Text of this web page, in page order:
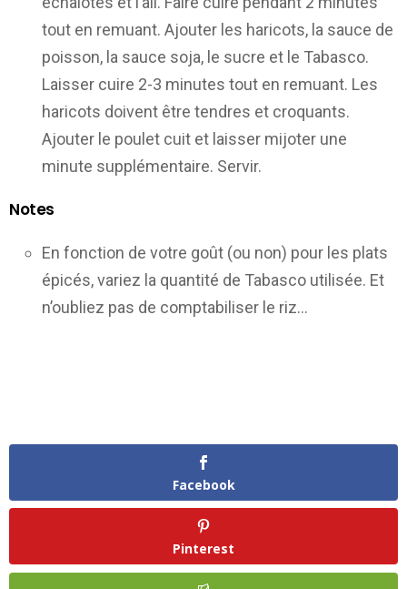
tout en remuant. Ajouter les haricots, la sauce de
poisson, la sauce soja, le sucre et le Tabasco.
Laisser cuire 2-3 minutes tout en remuant. Les
haricots doivent être tendres et croquants.
Ajouter le poulet cuit et laisser mijoter une
minute supplémentaire. Servir.
Notes
En fonction de votre goût (ou non) pour les plats
épicés, variez la quantité de Tabasco utilisée. Et
n’oubliez pas de comptabiliser le riz…
Facebook
Pinterest